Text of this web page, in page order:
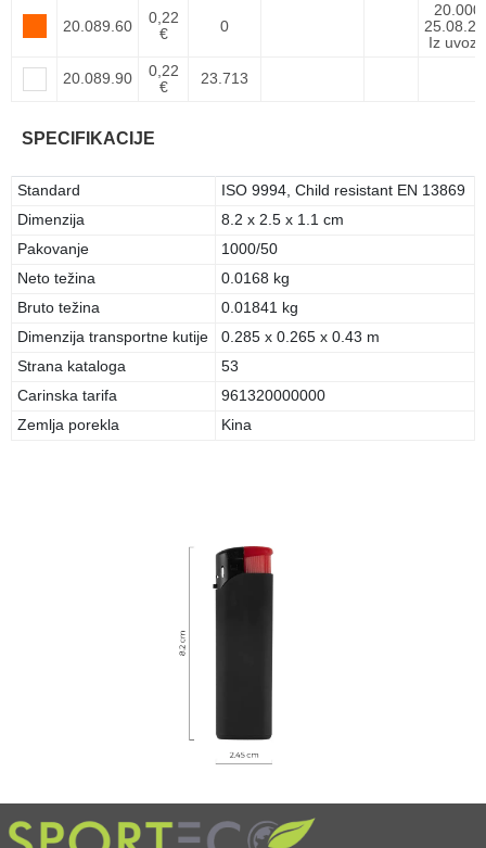
20.089.60
0,22
€
0
20.000
Iz uvoza
20.089.90
0,22
€
23.713
SPECIFIKACIJE
Standard
ISO 9994, Child resistant EN 13869
Dimenzija
8.2 x 2.5 x 1.1 cm
Pakovanje
1000/50
Neto težina
0.0168 kg
Bruto težina
0.01841 kg
Dimenzija transportne kutije
0.285 x 0.265 x 0.43 m
Strana kataloga
53
Carinska tarifa
961320000000
Zemlja porekla
Kina